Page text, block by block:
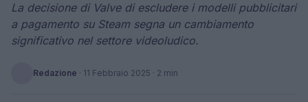
La decisione di Valve di escludere i modelli pubblicitari
a pagamento su Steam segna un cambiamento
significativo nel settore videoludico.
Redazione · 11 Febbraio 2025 · 2 min